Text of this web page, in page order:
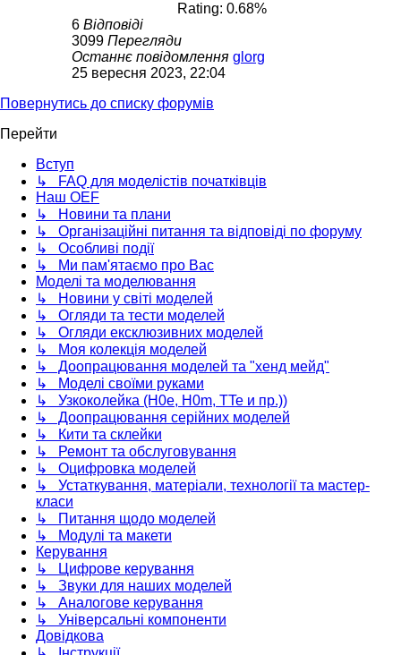
Rating: 0.68%
6 Відповіді
3099 Перегляди
Останнє повідомлення glorg
25 вересня 2023, 22:04
Повернутись до списку форумів
Перейти
Вступ
↳ FAQ для моделістів початківців
Наш OEF
↳ Новини та плани
↳ Організаційні питання та відповіді по форуму
↳ Особливі події
↳ Ми пам'ятаємо про Вас
Моделі та моделювання
↳ Новини у світі моделей
↳ Огляди та тести моделей
↳ Огляди ексклюзивних моделей
↳ Моя колекція моделей
↳ Доопрацювання моделей та "хенд мейд"
↳ Моделі своїми руками
↳ Узкоколейка (H0e, H0m, TTe и пр.))
↳ Доопрацювання серійних моделей
↳ Кити та склейки
↳ Ремонт та обслуговування
↳ Оцифровка моделей
↳ Устаткування, матеріали, технології та мастер-
класи
↳ Питання щодо моделей
↳ Модулі та макети
Керування
↳ Цифрове керування
↳ Звуки для наших моделей
↳ Аналогове керування
↳ Універсальні компоненти
Довідкова